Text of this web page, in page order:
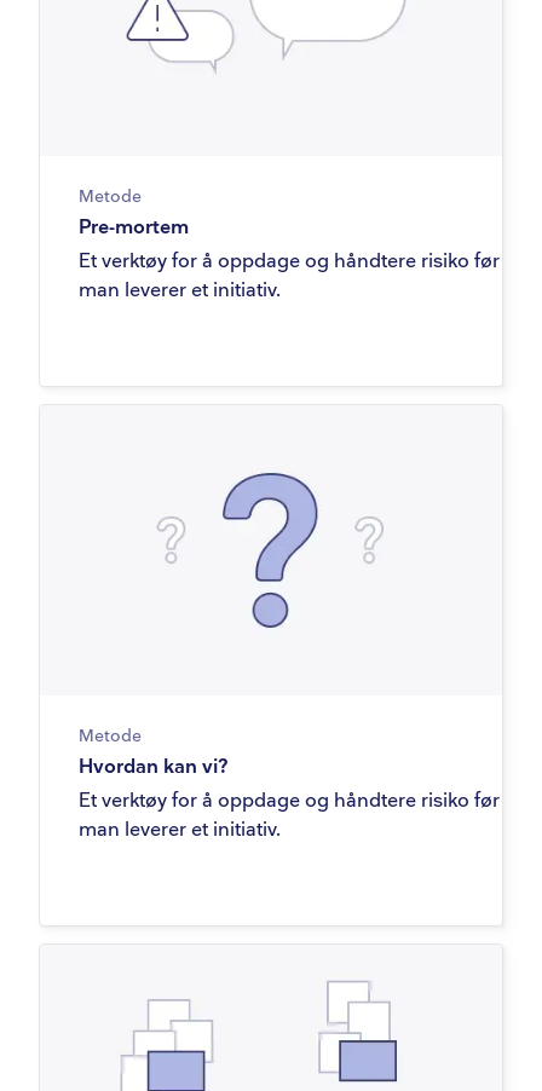
Metode
Pre-mortem
Et verktøy for å oppdage og håndtere risiko før
man leverer et initiativ.
Metode
Hvordan kan vi?
Et verktøy for å oppdage og håndtere risiko før
man leverer et initiativ.